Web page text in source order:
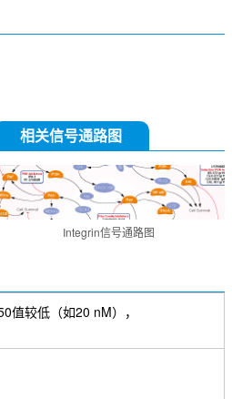
相关信号通路图
Integrin信号通路图
值较低（如20 nM），